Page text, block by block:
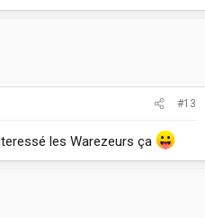
#13
les Warezeurs ça